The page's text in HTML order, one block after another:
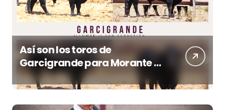
Así son los toros de
Garcigrande para Morante y
Manzanares en Illumbe
(Vídeo e imágenes desde el
campo)